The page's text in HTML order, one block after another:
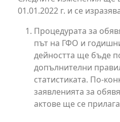
01.01.2022 г. и се
Процедурата за
път на ГФО и
дейността ще бъде
допълнителни
статистиката. По-
заявленията за
актове ще се